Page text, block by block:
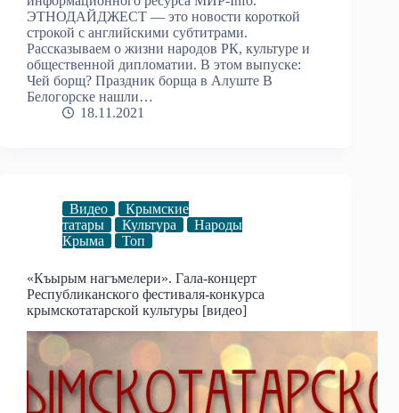
ЭТНОДАЙДЖЕСТ — это новости короткой
строкой с английскими субтитрами.
Рассказываем о жизни народов РК, культуре и
общественной дипломатии. В этом выпуске:
Чей борщ? Праздник борща в Алуште В
Белогорске нашли…
18.11.2021
Видео
Крымские
татары
Культура
Народы
Крыма
Топ
«Къырым нагъмелери». Гала-концерт
Республиканского фестиваля-конкурса
крымскотатарской культуры [видео]